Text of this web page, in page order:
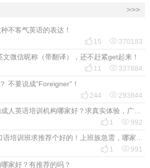
>>>
不客气英语的表达！
 15 370183
微信昵称（带翻译），还不赶紧get起来！
 11 337884
不要说成“Foreigner”！
 244 293844
想给职场充电，郑州的成人英语培训机构哪家好？求真实体验，广告勿扰，感谢！
 1 992
2026年在线商务英语口语培训班求推荐个好的！上班族急需，哪家好？
 1 991
家好？有推荐的吗？